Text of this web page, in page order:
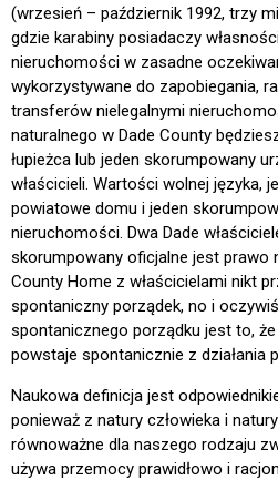
(wrzesień – październik 1992, trzy
gdzie karabiny posiadaczy
nieruchomości w zasadne
wykorzystywane do zapobiegania,
transferów nielegalnymi
naturalnego w Dade County
łupieżca lub jeden skorumpowany
właścicieli. Wartości wolnej języka,
powiatowe domu i jeden
nieruchomości. Dwa Dade
skorumpowany oficjalne jest prawo
County Home z właścicielami nikt
spontaniczny porządek, no i
spontanicznego porządku jest to,
powstaje spontanicznie z działania
Naukowa definicja jest
ponieważ z natury człowieka i
równoważne dla naszego rodzaju
używa przemocy prawidłowo i